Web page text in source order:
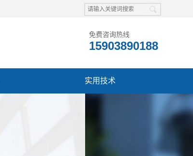
免费咨询热线
15903890188
实用技术